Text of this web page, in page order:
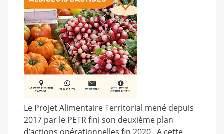
Le Projet Alimentaire Territorial mené depuis
2017 par le PETR fini son deuxième plan
d’actions opérationnelles fin 2020. A cette